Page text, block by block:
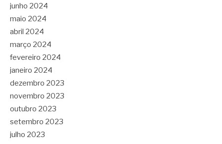
junho 2024
maio 2024
abril 2024
março 2024
fevereiro 2024
janeiro 2024
dezembro 2023
novembro 2023
outubro 2023
setembro 2023
julho 2023